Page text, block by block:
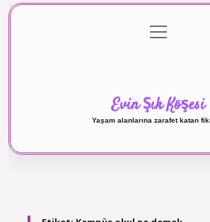
Gizlilik Politikası
menüyü
aç
Evin Şık Köşesi
Yaşam alanlarına zarafet katan